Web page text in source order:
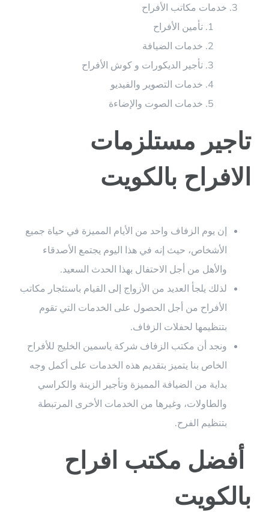
خدمات مكاتب الأفراح
تأمين الأفراح
خدمات الضيافة
تأجير الديكورات و كوش الأفراح
خدمات التصوير والفيديو
خدمات الصوت والإضاءة
تاجير مستلزمات
الافراح بالكويت
إن يوم الزفاف واحد من الأيام المميزة في حياة جميع
الأشخاص، حيث إنه في هذا اليوم يجتمع الأصدقاء
والأهل من أجل الاحتفال بهذا الحدث السعيد.
لذلك يلجأ العديد من الأزواج إلى القيام باستئجار مكاتب
الأفراح من أجل الحصول على الخدمات التي تقوم
بتنظيمها لحفلات الزفاف.
ونجد أن مكتب الزفاف شركة ياسمين الخليج للأفراح
الخاص بنا يتميز بتقديم هذه الخدمات على أكمل وجه
بداية من الضيافة المميزة وتأجير الزينة والكراسي
والطاولات، وغيرها من الخدمات الأخرى المرتبطة
بتنظيم الفرح.
أفضل مكتب افراح
بالكويت